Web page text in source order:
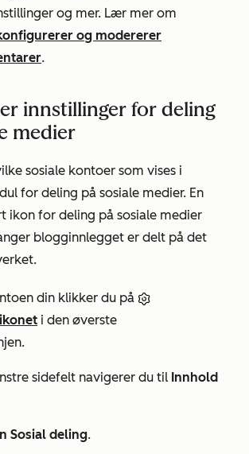
og mer. Lær mer om
og modererer
.
innstillinger for deling
medier
sosiale kontoer som vises i
for deling på sosiale medier. En
ikon for deling på sosiale medier
blogginnlegget er delt på det
.
din klikker du på
i den øverste
sidefelt navigerer du til Innhold
Sosial deling.